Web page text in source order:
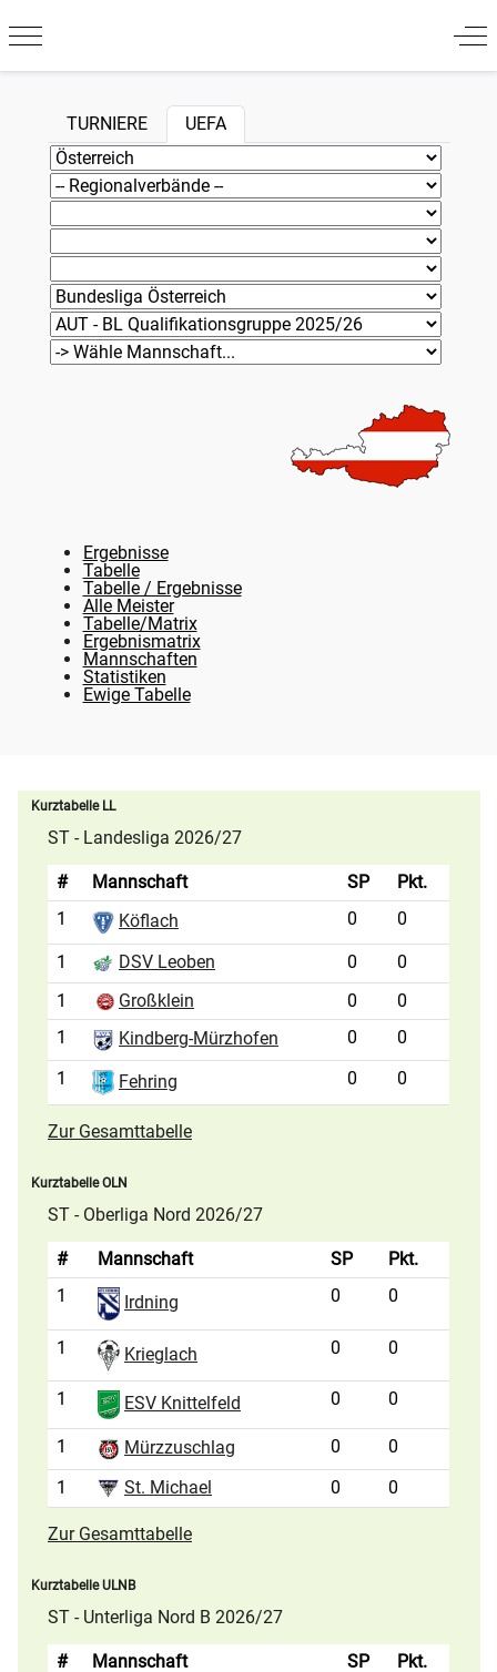
Mobile Menu Toggle
TURNIERE UEFA
Ergebnisse
Tabelle
Tabelle / Ergebnisse
Alle Meister
Tabelle/Matrix
Ergebnismatrix
Mannschaften
Statistiken
Ewige Tabelle
Kurztabelle LL
ST - Landesliga 2026/27
# Mannschaft SP
Pkt.
1
Köflach 0 0
1 DSV Leoben 0
0
1
Großklein 0
0
1
Kindberg-Mürzhofen 0
0
1
Fehring 0 0
Zur Gesamttabelle
Kurztabelle OLN
ST - Oberliga Nord 2026/27
# Mannschaft SP
Pkt.
1
Irdning 0 0
1 Krieglach 0 0
1 ESV Knittelfeld 0 0
1 Mürzzuschlag 0
0
1
St. Michael 0 0
Zur Gesamttabelle
Kurztabelle ULNB
ST - Unterliga Nord B 2026/27
# Mannschaft SP
Pkt.